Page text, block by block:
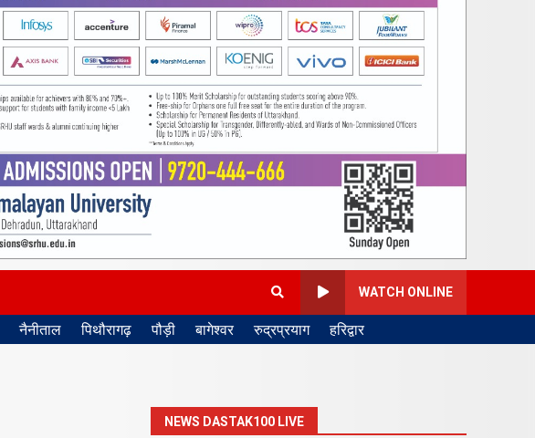
WATCH ONLINE
नैनीताल पिथौरागढ़ पौड़ी बागेश्वर रुद्रप्रयाग हरिद्वार
NEWS DASTAK100 LIVE